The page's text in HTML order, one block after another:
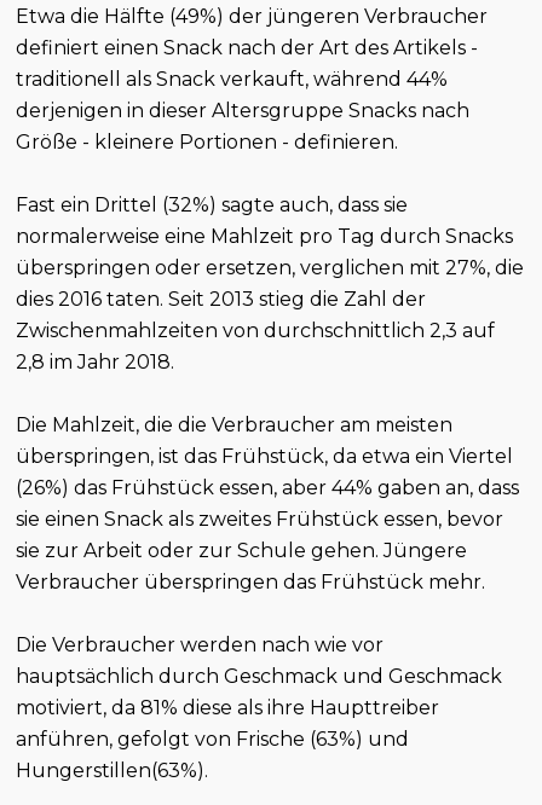
Etwa die Hälfte (49%) der jüngeren Verbraucher
definiert einen Snack nach der Art des Artikels -
traditionell als Snack verkauft, während 44%
derjenigen in dieser Altersgruppe Snacks nach
Größe - kleinere Portionen - definieren.
Fast ein Drittel (32%) sagte auch, dass sie
normalerweise eine Mahlzeit pro Tag durch Snacks
überspringen oder ersetzen, verglichen mit 27%, die
dies 2016 taten. Seit 2013 stieg die Zahl der
Zwischenmahlzeiten von durchschnittlich 2,3 auf
2,8 im Jahr 2018.
Die Mahlzeit, die die Verbraucher am meisten
überspringen, ist das Frühstück, da etwa ein Viertel
(26%) das Frühstück essen, aber 44% gaben an, dass
sie einen Snack als zweites Frühstück essen, bevor
sie zur Arbeit oder zur Schule gehen. Jüngere
Verbraucher überspringen das Frühstück mehr.
Die Verbraucher werden nach wie vor
hauptsächlich durch Geschmack und Geschmack
motiviert, da 81% diese als ihre Haupttreiber
anführen, gefolgt von Frische (63%) und
Hungerstillen(63%).